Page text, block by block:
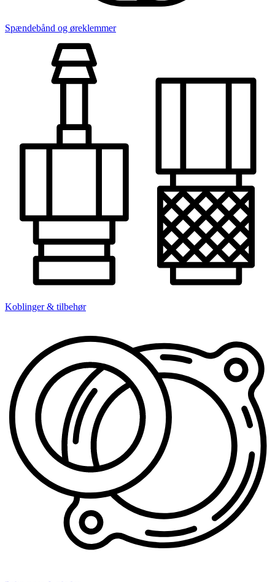
Spændebånd og øreklemmer
Koblinger & tilbehør